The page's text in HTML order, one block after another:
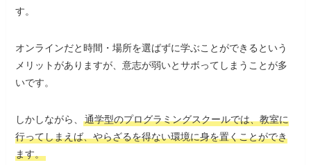
す。
オンラインだと時間・場所を選ばずに学ぶことができるという
メリットがありますが、意志が弱いとサボってしまうことが多
いです。
しかしながら、通学型のプログラミングスクールでは、教室に
行ってしまえば、やらざるを得ない環境に身を置くことができ
ます。